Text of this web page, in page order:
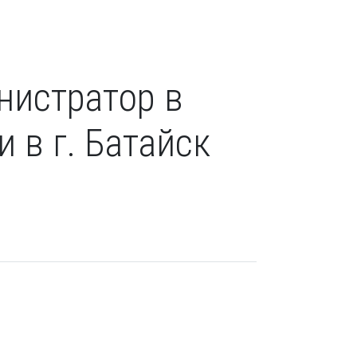
в
в г. Батайск